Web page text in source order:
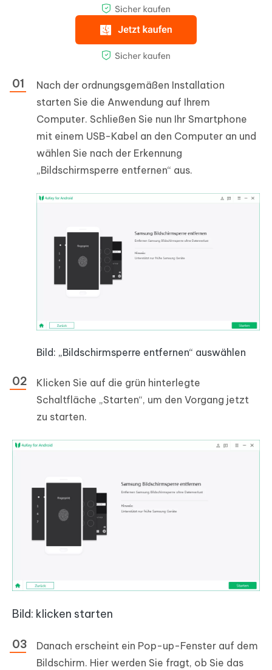
Nach der ordnungsgemäßen Installation
starten Sie die Anwendung auf Ihrem
Computer. Schließen Sie nun Ihr Smartphone
mit einem USB-Kabel an den Computer an und
wählen Sie nach der Erkennung
„Bildschirmsperre entfernen“ aus.
Bild: „Bildschirmsperre entfernen“ auswählen
Klicken Sie auf die grün hinterlegte
Schaltfläche „Starten“, um den Vorgang jetzt
zu starten.
Bild: klicken starten
Danach erscheint ein Pop-up-Fenster auf dem
Bildschirm. Hier werden Sie fragt, ob Sie das